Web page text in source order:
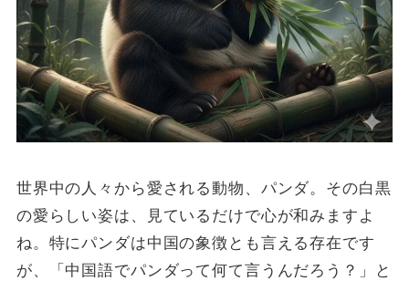
世界中の人々から愛される動物、パンダ。その白黒
の愛らしい姿は、見ているだけで心が和みますよ
ね。特にパンダは中国の象徴とも言える存在です
が、「中国語でパンダって何て言うんだろう？」と